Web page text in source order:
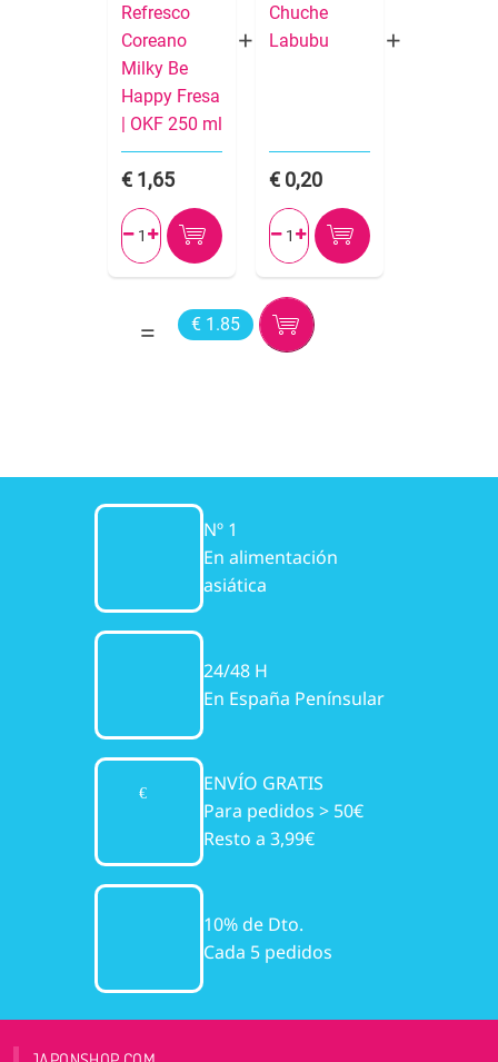
Refresco
Coreano
Milky Be
Happy Fresa
| OKF 250 ml
1,65
 
Chuche
Labubu
0,20
 
€ 1.85
Nº 1
En alimentación
asiática
24/48 H
En España Penínsular
ENVÍO GRATIS
Para pedidos > 50€
Resto a 3,99€
10% de Dto.
Cada 5 pedidos